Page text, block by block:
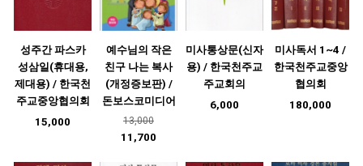
성주간 파스카
성삼일(휴대용,
제대용) / 한국천
주교중앙협의회
15,000
예수님의 작은
친구 나는 복사
(개정증보판) /
돈보스코미디어
13,000
11,700
미사통상문(신자
용) / 한국천주교
주교회의
6,000
미사독서 1~4 /
한국천주교중앙
협의회
180,000